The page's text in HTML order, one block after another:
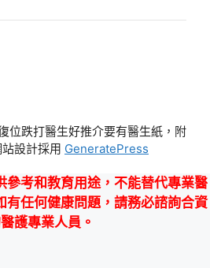
位跌打醫生好推介要有醫生紙，附
站設計採用 GeneratePress
參考和教育用途，不能替代專業醫
有任何健康問題，請務必諮詢合資
護專業人員。